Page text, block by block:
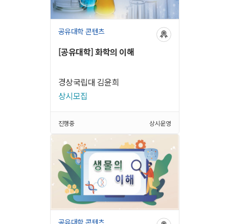
공유대학 콘텐츠
[공유대학] 화학의 이해
경상국립대 김윤희
상시모집
진행중 상시운영
공유대학 콘텐츠